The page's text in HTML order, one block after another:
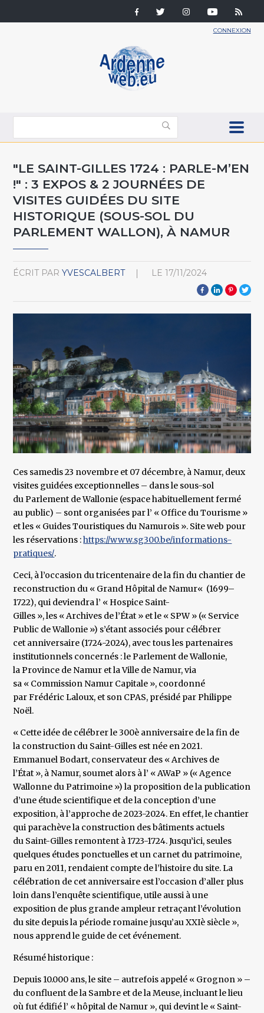
CONNEXION
"LE SAINT-GILLES 1724 : PARLE-M’EN
!" : 3 EXPOS & 2 JOURNÉES DE
VISITES GUIDÉES DU SITE
HISTORIQUE (SOUS-SOL DU
PARLEMENT WALLON), À NAMUR
ÉCRIT PAR YVESCALBERT LE 17/11/2024
Ces samedis 23 novembre et 07 décembre, à Namur, deux
visites guidées exceptionnelles – dans le sous-sol
du Parlement de Wallonie (espace habituellement fermé
au public) – sont organisées par l’ « Office du Tourisme »
et les « Guides Touristiques du Namurois ». Site web pour
les réservations :https://www.sg300.be/informations-
pratiques/.
Ceci, à l’occasion du tricentenaire de la fin du chantier de
reconstruction du « Grand Hôpital de Namur« (1699–
1722), qui deviendra l’ « Hospice Saint-
Gilles », les « Archives de l’État » et le « SPW » (« Service
Public de Wallonie ») s’étant associés pour célébrer
cet anniversaire (1724-2024), avec tous les partenaires
institutionnels concernés : le Parlement de Wallonie,
la Province de Namur et la Ville de Namur, via
sa « Commission Namur Capitale », coordonné
par Frédéric Laloux, et son CPAS, présidé par Philippe
Noël.
« Cette idée de célébrer le 300è anniversaire de la fin de
la construction du Saint-Gilles est née en 2021.
Emmanuel Bodart, conservateur des « Archives de
l’État », à Namur, soumet alors à l’ « AWaP » (« Agence
Wallonne du Patrimoine ») la proposition de la publication
d’une étude scientifique et de la conception d’une
exposition, à l’approche de 2023-2024. En effet, le chantier
qui parachève la construction des bâtiments actuels
du Saint-Gilles remontent à 1723-1724. Jusqu’ici, seules
quelques études ponctuelles et un carnet du patrimoine,
paru en 2011, rendaient compte de l’histoire du site. La
célébration de cet anniversaire est l’occasion d’aller plus
loin dans l’enquête scientifique, utile aussi à une
exposition de plus grande ampleur retraçant l’évolution
du site depuis la période romaine jusqu’au XXIè siècle »,
nous apprend le guide de cet événement.
Résumé historique :
Depuis 10.000 ans, le site – autrefois appelé « Grognon » –
du confluent de la Sambre et de la Meuse, incluant le lieu
où fut édifié l’ « hôpital de Namur », qui devint le « Saint-